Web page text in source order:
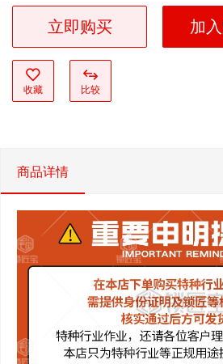
立即购买 加
收藏 比较
商品详情